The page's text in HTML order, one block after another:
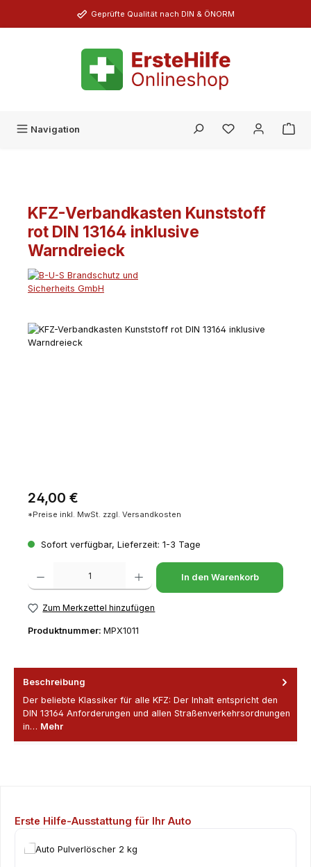
Zum Hauptinhalt springenGeprüfte Qualität nach DIN & ÖNORM
Navigation Du hast 0
KFZ-Verbandkasten Kunststoff
rot DIN 13164 inklusive
Warndreieck
Bildergalerie überspringen
Regulärer Preis:
24,00 €
*Preise inkl. MwSt. zzgl. Versandkosten
Sofort verfügbar, Lieferzeit: 1-3 Tage
Produkt Anzahl: Gib den gewünschten Wert ein oder benutze die
In den Warenkorb
Zum Merkzettel hinzufügen
Produktnummer: MPX1011
Beschreibung
Der beliebte Klassiker für alle KFZ: Der Inhalt entspricht den
DIN 13164 Anforderungen und allen Straßenverkehrsordnungen
in… Mehr
Produktgalerie überspringen
Erste Hilfe-Ausstattung für Ihr Auto